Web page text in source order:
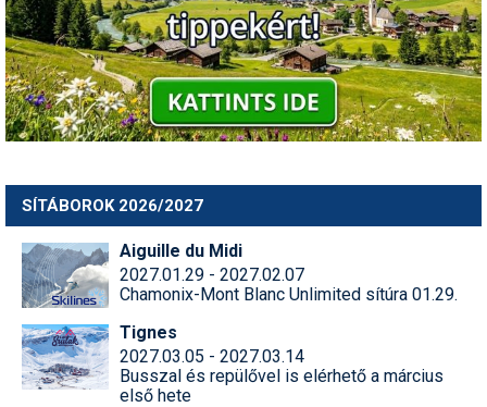
SÍTÁBOROK 2026/2027
Aiguille du Midi
2027.01.29 - 2027.02.07
Chamonix-Mont Blanc Unlimited sítúra 01.29.
Tignes
2027.03.05 - 2027.03.14
Busszal és repülővel is elérhető a március
első hete